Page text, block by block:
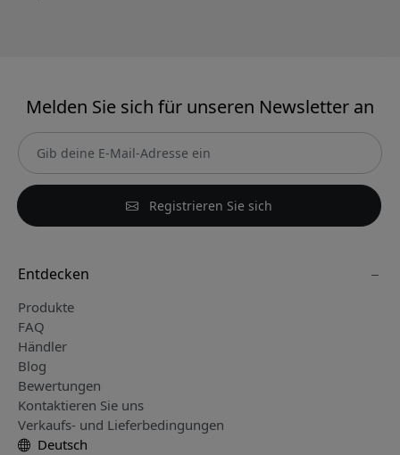
Melden Sie sich für unseren Newsletter an
Registrieren Sie sich
Entdecken
Produkte
FAQ
Händler
Blog
Bewertungen
Kontaktieren Sie uns
Verkaufs- und Lieferbedingungen
Deutsch